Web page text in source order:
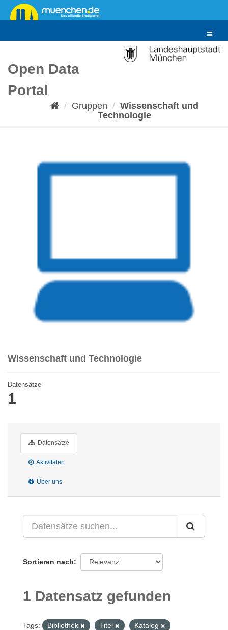
Überspringen
zum
Toggle
Open Data
Portal
Gruppen
Wissenschaft und
Technologie
Wissenschaft und Technologie
Datensätze
1
Datensätze
Aktivitäten
Über uns
Sortieren nach
1 Datensatz gefunden
Tags: Bibliothek Titel
Katalog